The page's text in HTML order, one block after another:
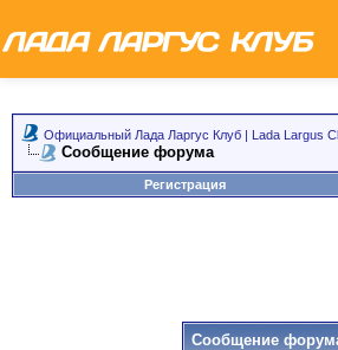
Официальный Лада Ларгус Клуб | Lada Largus
Сообщение форума
Регистрация
Сообщение